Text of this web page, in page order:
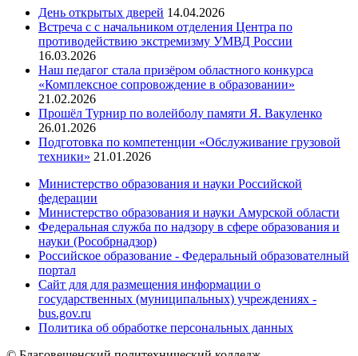
День открытых дверей 14.04.2026
Встреча с с начальником отделения Центра по
противодействию экстремизму УМВД России
16.03.2026
Наш педагог стала призёром областного конкурса
«Комплексное сопровождение в образовании»
21.02.2026
Прошёл Турнир по волейболу памяти Я. Вакуленко
26.01.2026
Подготовка по компетенции «Обслуживание грузовой
техники» 21.01.2026
Министерство образования и науки Российской
федерации
Министерство образования и науки Амурской области
Федеральная служба по надзору в сфере образования и
науки (Рособрнадзор)
Российское образование - Федеральный образователный
портал
Сайт для для размещения информации о
государственных (муниципальных) учреждениях -
bus.gov.ru
Политика об обработке персональных данных